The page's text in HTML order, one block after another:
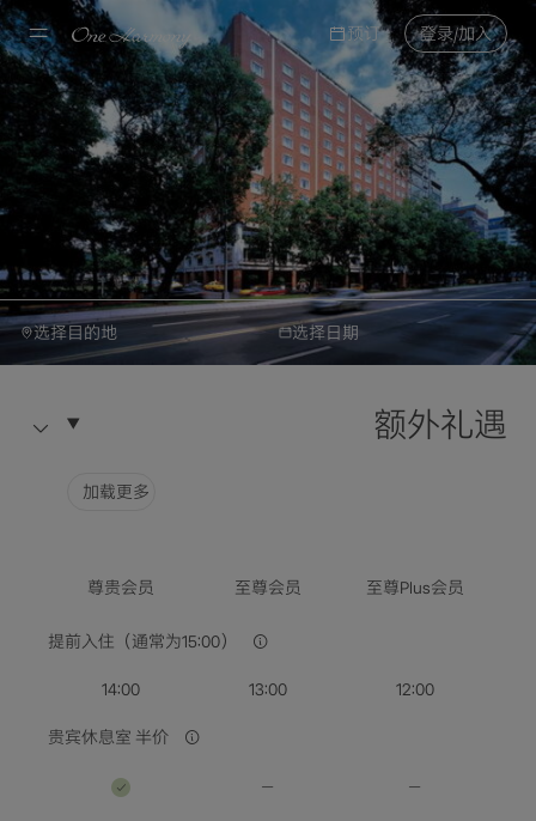
预订 登录/加入
老爷大酒店
选择目的地 选择日期
查询空房查询空房
额外礼遇
加载更多
尊贵会员 至尊会员
至尊Plus会员
提前入住（通常为15:00）
14:00
13:00
12:00
贵宾休息室 半价